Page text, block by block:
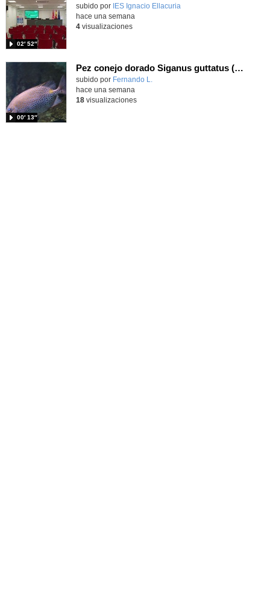
Contenido educativo.
subido por IES Ignacio Ellacuria
02′ 52″
hace una semana
4visualizaciones
Pez conejo dorado Siganus guttatus (Bloch, 1786)
Contenido educativo.
subido por Fernando L.
00′ 13″
hace una semana
18visualizaciones